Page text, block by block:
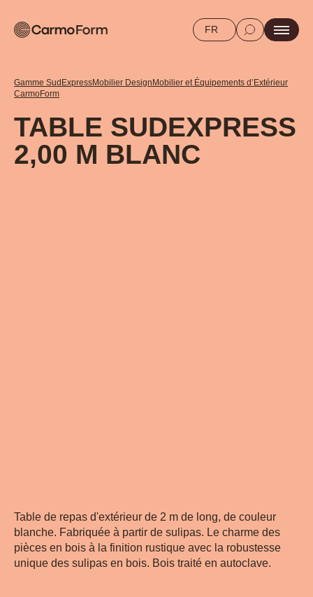
FR
Gamme SudExpressMobilier Design Mobilier et Équipements d’Extérieur
CarmoForm
TABLE SUDEXPRESS
2,00 M BLANC
Table de repas d'extérieur de 2 m de long, de couleur
blanche. Fabriquée à partir de sulipas. Le charme des
pièces en bois à la finition rustique avec la robustesse
unique des sulipas en bois. Bois traité en autoclave.